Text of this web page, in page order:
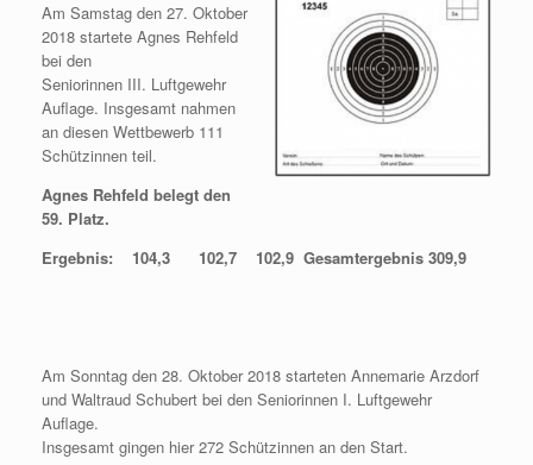
Am Samstag den 27. Oktober
2018 startete Agnes Rehfeld
bei den
Seniorinnen III. Luftgewehr
Auflage. Insgesamt nahmen
an diesen Wettbewerb 111
Schützinnen teil.
Agnes Rehfeld belegt den
59. Platz.
Ergebnis: 104,3 102,7 102,9 Gesamtergebnis 309,9
Am Sonntag den 28. Oktober 2018 starteten Annemarie Arzdorf
und Waltraud Schubert bei den Seniorinnen I. Luftgewehr
Auflage.
Insgesamt gingen hier 272 Schützinnen an den Start.